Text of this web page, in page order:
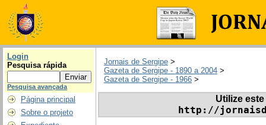
Login
Pesquisa rápida
Pesquisa avançada
Página principal
Sobre o projeto
Jornais de Sergipe >
Gazeta de Sergipe - 1890 a 2004 >
Gazeta de Sergipe - 1966 >
Utilize
http://